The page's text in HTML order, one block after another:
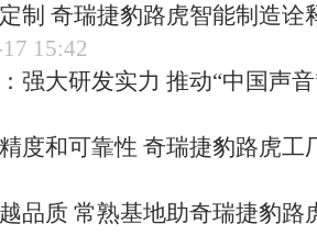
制 奇瑞捷豹路虎智能制造诠
15:42
强大研发实力 推动“中国声
度和可靠性 奇瑞捷豹路虎工
品质 常熟基地助奇瑞捷豹路